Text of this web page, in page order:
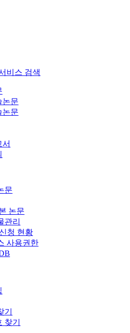
비스 검색
논문
논문
서
문
논문
관리
청 현황
사용권한
기
찾기